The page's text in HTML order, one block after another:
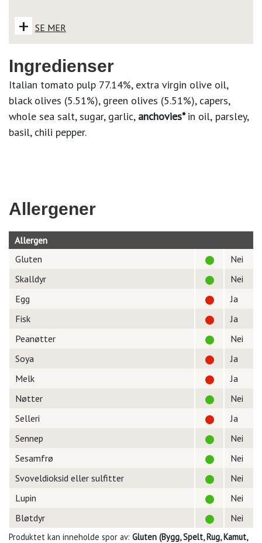
+ SE MER
Ingredienser
Italian tomato pulp 77.14%, extra virgin olive oil,
black olives (5.51%), green olives (5.51%), capers,
whole sea salt, sugar, garlic, anchovies*in oil, parsley,
basil, chili pepper.
Allergener
Allergen
Gluten
Nei
Skalldyr
Nei
Egg
Ja
Fisk
Ja
Peanøtter
Nei
Soya
Ja
Melk
Ja
Nøtter
Nei
Selleri
Ja
Sennep
Nei
Sesamfrø
Nei
Svoveldioksid eller sulfitter
Nei
Lupin
Nei
Bløtdyr
Nei
Produktet kan inneholde spor av: Gluten (Bygg, Spelt, Rug, Kamut,